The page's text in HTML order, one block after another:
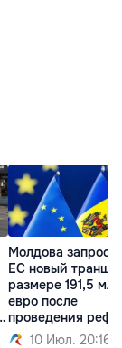
Молдова
ЕС новый транш в
размере 191,5 млн
евро после
проведения
10 Июл. 20:16